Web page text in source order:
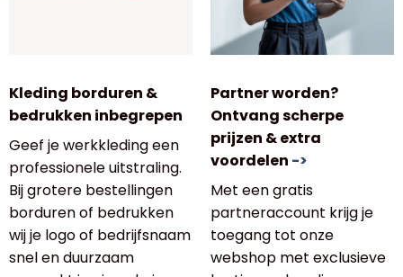
Kleding borduren &
bedrukken inbegrepen
Geef je werkkleding een
professionele uitstraling.
Bij grotere bestellingen
borduren of bedrukken
wij je logo of bedrijfsnaam
snel en duurzaam
Partner worden?
Ontvang scherpe
prijzen & extra
voordelen ->
Met een gratis
partneraccount krijg je
toegang tot onze
webshop met exclusieve